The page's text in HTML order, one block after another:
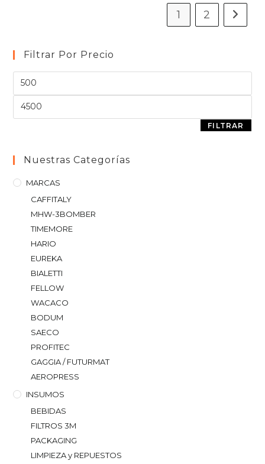
1 2
Filtrar Por Precio
FILTRAR
Nuestras Categorías
MARCAS
CAFFITALY
MHW-3BOMBER
TIMEMORE
HARIO
EUREKA
BIALETTI
FELLOW
WACACO
BODUM
SAECO
PROFITEC
GAGGIA / FUTURMAT
AEROPRESS
INSUMOS
BEBIDAS
FILTROS 3M
PACKAGING
LIMPIEZA y REPUESTOS